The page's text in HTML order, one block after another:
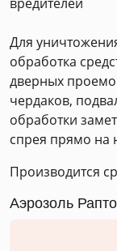
Для
обработка
дверных
чердаков,
обработки
спрея прямо на
Производится
Аэрозоль